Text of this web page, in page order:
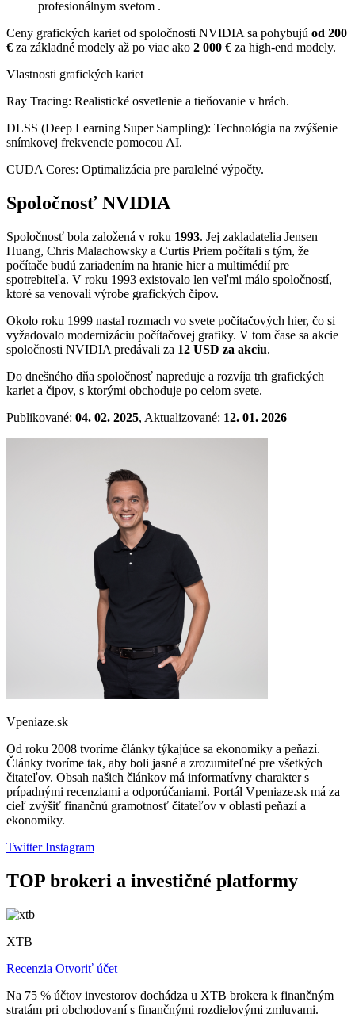
profesionálnym svetom .
Ceny grafických kariet od spoločnosti NVIDIA sa pohybujú od 200
€ za základné modely až po viac ako 2 000 € za high-end modely.
Vlastnosti grafických kariet
Ray Tracing: Realistické osvetlenie a tieňovanie v hrách.
DLSS (Deep Learning Super Sampling): Technológia na zvýšenie
snímkovej frekvencie pomocou AI.
CUDA Cores: Optimalizácia pre paralelné výpočty.
Spoločnosť NVIDIA
Spoločnosť bola založená v roku 1993. Jej zakladatelia Jensen
Huang, Chris Malachowsky a Curtis Priem počítali s tým, že
počítače budú zariadením na hranie hier a multimédií pre
spotrebiteľa. V roku 1993 existovalo len veľmi málo spoločností,
ktoré sa venovali výrobe grafických čipov.
Okolo roku 1999 nastal rozmach vo svete počítačových hier, čo si
vyžadovalo modernizáciu počítačovej grafiky. V tom čase sa akcie
spoločnosti NVIDIA predávali za 12 USD za akciu.
Do dnešného dňa spoločnosť napreduje a rozvíja trh grafických
kariet a čipov, s ktorými obchoduje po celom svete.
Publikované: 04. 02. 2025, Aktualizované: 12. 01. 2026
Vpeniaze.sk
Od roku 2008 tvoríme články týkajúce sa ekonomiky a peňazí.
Články tvoríme tak, aby boli jasné a zrozumiteľné pre všetkých
čitateľov. Obsah našich článkov má informatívny charakter s
prípadnými recenziami a odporúčaniami. Portál Vpeniaze.sk má za
cieľ zvýšiť finančnú gramotnosť čitateľov v oblasti peňazí a
ekonomiky.
TwitterInstagram
TOP brokeri a investičné platformy
XTB
Recenzia Otvoriť účet
Na 75 % účtov investorov dochádza u XTB brokera k finančným
stratám pri obchodovaní s finančnými rozdielovými zmluvami.